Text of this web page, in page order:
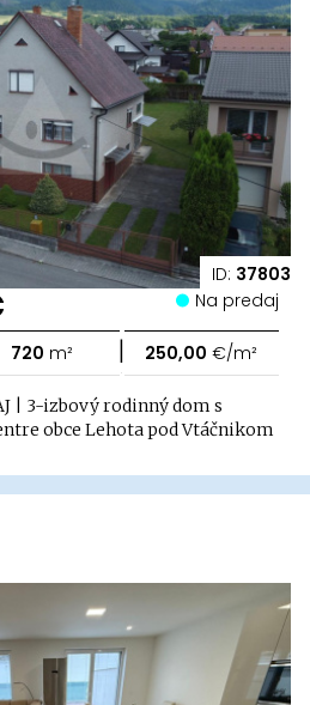
ID: 37803
Na predaj
720 m² | 250,00 €/m²
| 3-izbový rodinný dom s
obce Lehota pod Vtáčnikom